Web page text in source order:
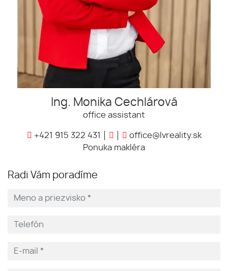
Ing. Monika Cechlárová
office assistant
+421 915 322 431
office@lvreality.sk
Ponuka makléra
Radi Vám poradíme